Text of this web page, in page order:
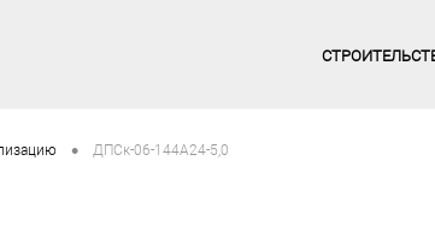
• ДПСк-06-144А24-5,0